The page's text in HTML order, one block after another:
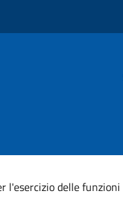
l'esercizio delle